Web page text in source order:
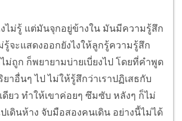
ไม่รู้ แต่มันจุกอยู่ข้างใน มันมีความรู้สึก
รู้จะแสดงออกยังไงให้ลูกรู้ความรู้สึก
ม่ถูก ก็พยายามบ่ายเบี่ยงไป โดยที่คำพูด
าอื่นๆ ไป ไม่ให้รู้สึกว่าเราปฏิเสธกับ
ยว ทำให้เขาค่อยๆ ซึมซับ หลังๆ ก็ไม่
เดินห้าง จับมือสองคนเดิน อย่างนี้ไม่ได้